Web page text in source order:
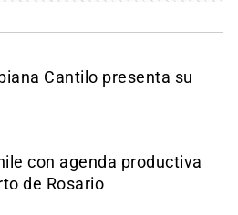
Cantilo presenta su
con agenda productiva
de Rosario